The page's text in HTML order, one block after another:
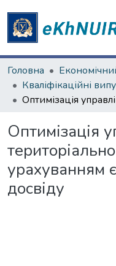
Головна
Оптимізація
урахуванням
досвіду